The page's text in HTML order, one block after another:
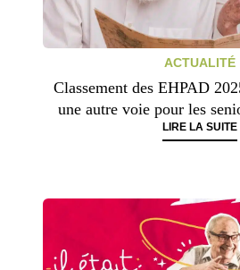
ACTUALITÉ
Classement des EHPAD
une autre voie pour les
LIRE LA SUITE